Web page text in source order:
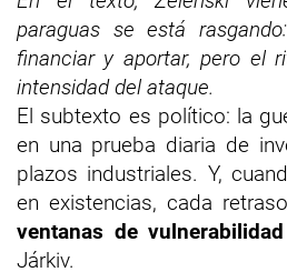
paraguas se está
financiar y aportar, pero el
intensidad del ataque.
El subtexto es político: la
en una prueba diaria de
plazos industriales. Y,
en existencias, cada
ventanas de vulnerabilidad
Járkiv.